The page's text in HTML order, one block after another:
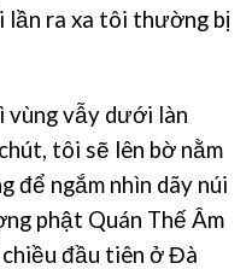
lần ra xa tôi thường bị
vùng vẫy dưới làn
tôi sẽ lên bờ nằm
để ngắm nhìn dãy núi
phật Quán Thế Âm
đầu tiên ở Đà